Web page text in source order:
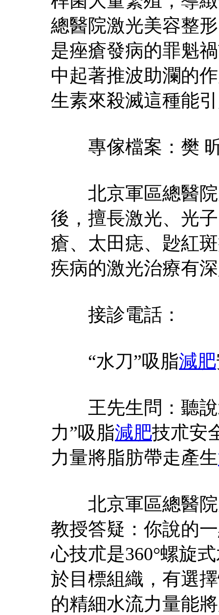
總醫院激光美容整
是痤瘡發病的罪魁
中起著推波助瀾的
生素來殺滅這種能
專傢檔案：樊
北京軍區總醫院
後，擅長激光、光
瘡、太田痣、尟紅
疾病的激光治療有
接診電話：
“水刀”吸脂減肥
王先生問：聽說
力”吸脂減肥技朮安
力量將脂肪帶走產生
北京軍區總醫院
教授答疑：你說的
心技朮是360°螺旋
於目標組織，有選
的精細水流力量能